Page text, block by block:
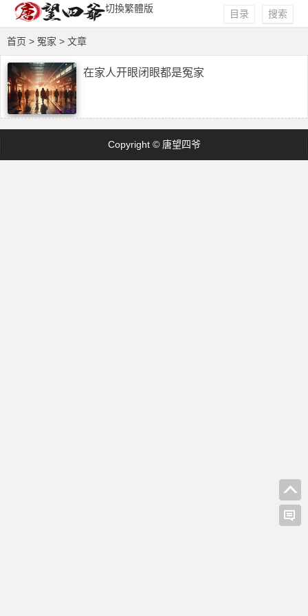
切換繁體版 搜索
目录
首页 > 冤家 > 文章
在家人开眼闭眼都是冤家
Copyright © 唐望四爷